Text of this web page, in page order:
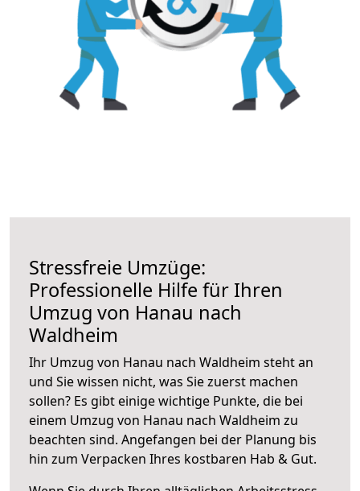
Stressfreie Umzüge:
Professionelle Hilfe für Ihren
Umzug von Hanau nach
Waldheim
Ihr Umzug von Hanau nach Waldheim steht an
und Sie wissen nicht, was Sie zuerst machen
sollen? Es gibt einige wichtige Punkte, die bei
einem Umzug von Hanau nach Waldheim zu
beachten sind. Angefangen bei der Planung bis
hin zum Verpacken Ihres kostbaren Hab & Gut.